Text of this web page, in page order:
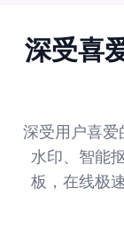
深受喜
深受用户喜
水印、智能
板，在线极